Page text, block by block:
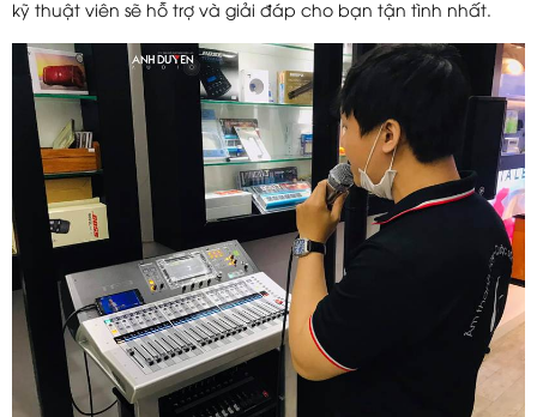
kỹ thuật viên sẽ hỗ trợ và giải đáp cho bạn tận tình nhất.